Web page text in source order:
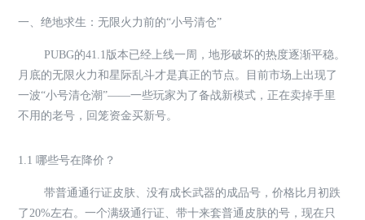
一、绝地求生：无限火力前的“小号清仓”
PUBG的41.1版本已经上线一周，地形破坏的热度逐渐平稳。
月底的无限火力和星际乱斗才是真正的节点。目前市场上出现了
一波“小号清仓潮”——一些玩家为了备战新模式，正在卖掉手里
不用的老号，回笼资金买新号。
1.1 哪些号在降价？
带普通通行证皮肤、没有成长武器的成品号，价格比月初跌
了20%左右。一个满级通行证、带十来套普通皮肤的号，现在只